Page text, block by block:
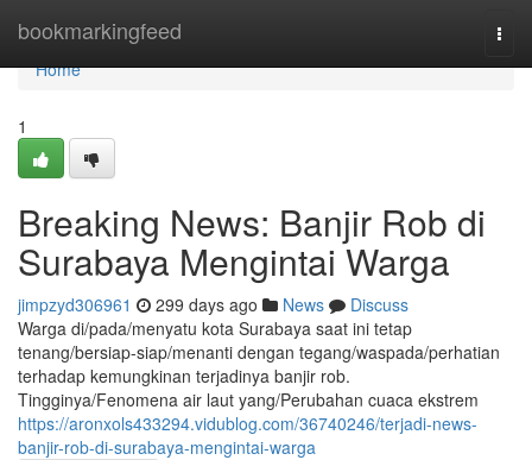
bookmarkingfeed
Home
Home
1
Breaking News: Banjir Rob di
Surabaya Mengintai Warga
jimpzyd306961 299 days ago News
Discuss
Warga di/pada/menyatu kota Surabaya saat ini tetap
tenang/bersiap-siap/menanti dengan tegang/waspada/perhatian
terhadap kemungkinan terjadinya banjir rob.
Tingginya/Fenomena air laut yang/Perubahan cuaca ekstrem
https://aronxols433294.vidublog.com/36740246/terjadi-news-
banjir-rob-di-surabaya-mengintai-warga